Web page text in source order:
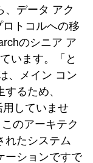
、データ アク
トコルへの移
のシニア ア
います。「と
、メイン コン
るため、
していませ
のアーキテク
れたシステム
ーションですで